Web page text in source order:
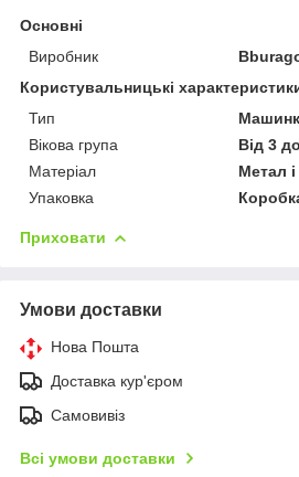
Основні
Виробник
Користувальницькі
Тип
Вікова група
Від 3
Матеріал
Метал
Упаковка
Приховати
Умови доставки
Нова Пошта
Доставка кур'єром
Самовивіз
Всі умови доставки